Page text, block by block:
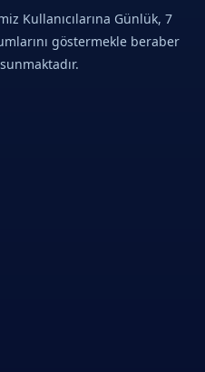
Kullanıcılarına Günlük, 7
göstermekle beraber